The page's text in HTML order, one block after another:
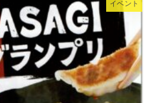
イベント